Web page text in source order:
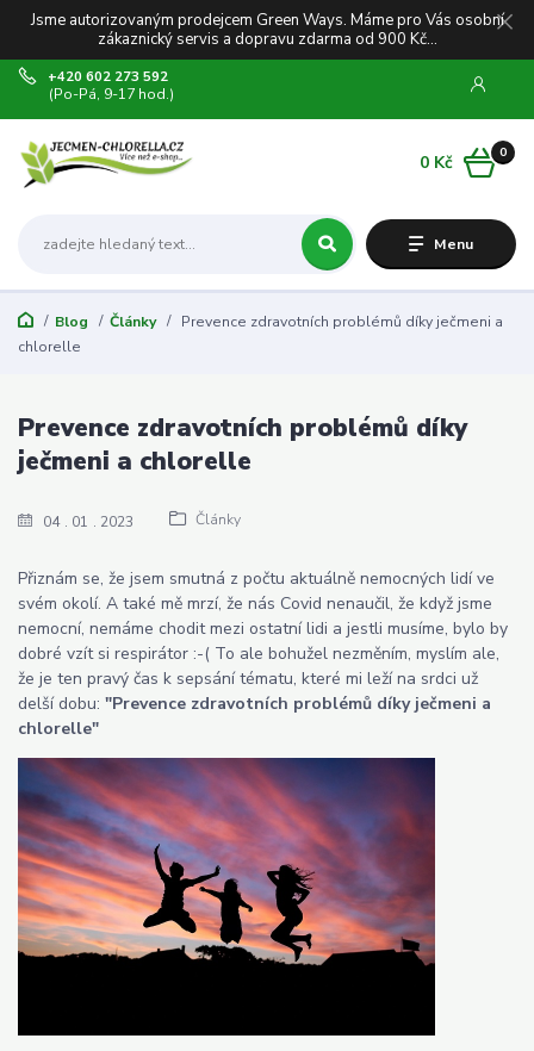
Jsme autorizovaným prodejcem Green Ways. Máme pro Vás osobní
zákaznický servis a dopravu zdarma od 900 Kč...
Menu
+420 602 273 592
(Po-Pá, 9-17 hod.)
0
0 Kč
Blog Články
Prevence zdravotních problémů díky ječmeni a
chlorelle
04 01 2023 Články
Prevence zdravotních problémů díky
ječmeni a chlorelle
Přiznám se, že jsem smutná z počtu aktuálně nemocných lidí ve
svém okolí. A také mě mrzí, že nás Covid nenaučil, že když jsme
nemocní, nemáme chodit mezi ostatní lidi a jestli musíme, bylo by
dobré vzít si respirátor :-( To ale bohužel nezměním, myslím ale,
že je ten pravý čas k sepsání tématu, které mi leží na srdci už
delší dobu: "Prevence zdravotních problémů díky ječmeni a
chlorelle"